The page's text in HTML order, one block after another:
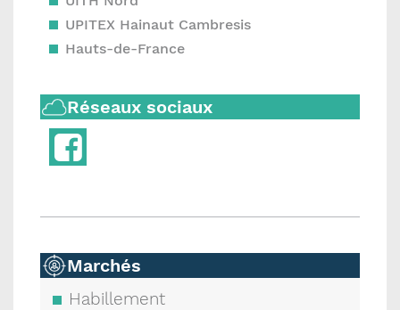
UPITEX Hainaut Cambresis
Hauts-de-France
Réseaux sociaux
Marchés
Habillement